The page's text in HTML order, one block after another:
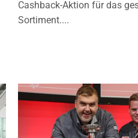
Cashback-Aktion für das
Sortiment....